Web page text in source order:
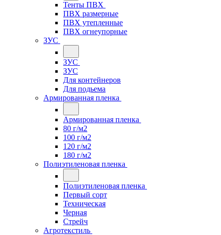
Тенты ПВХ
ПВХ размерные
ПВХ утепленные
ПВХ огнеупорные
ЗУС
ЗУС
ЗУС
Для контейнеров
Для подьема
Армированная пленка
Армированная пленка
80 г/м2
100 г/м2
120 г/м2
180 г/м2
Полиэтиленовая пленка
Полиэтиленовая пленка
Первый сорт
Техническая
Черная
Стрейч
Агротекстиль